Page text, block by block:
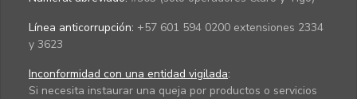
Línea anticorrupción: +57 601 594 0200 extensiones 2334
y 3623
Inconformidad con una entidad vigilada:
Si necesita instaurar una queja por productos o servicios